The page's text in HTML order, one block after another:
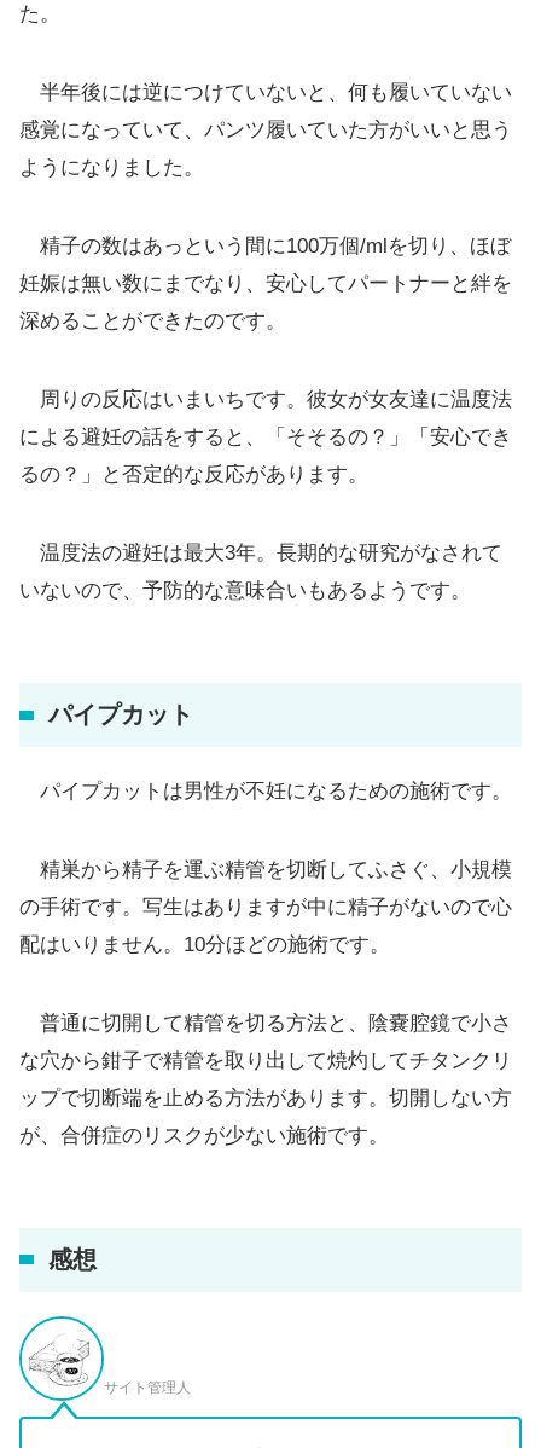
た。
半年後には逆につけていないと、何も履いていない
感覚になっていて、パンツ履いていた方がいいと思う
ようになりました。
精子の数はあっという間に100万個/mlを切り、ほぼ
妊娠は無い数にまでなり、安心してパートナーと絆を
深めることができたのです。
周りの反応はいまいちです。彼女が女友達に温度法
による避妊の話をすると、「そそるの？」「安心でき
るの？」と否定的な反応があります。
温度法の避妊は最大3年。長期的な研究がなされて
いないので、予防的な意味合いもあるようです。
パイプカット
パイプカットは男性が不妊になるための施術です。
精巣から精子を運ぶ精管を切断してふさぐ、小規模
の手術です。写生はありますが中に精子がないので心
配はいりません。10分ほどの施術です。
普通に切開して精管を切る方法と、陰嚢腔鏡で小さ
な穴から鉗子で精管を取り出して焼灼してチタンクリ
ップで切断端を止める方法があります。切開しない方
が、合併症のリスクが少ない施術です。
感想
サイト管理人